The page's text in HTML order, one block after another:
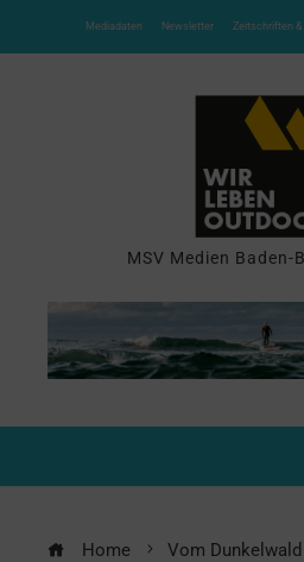
Mediadaten Newsletter Zeitschriften
MSV Medien Baden-
Home Vom